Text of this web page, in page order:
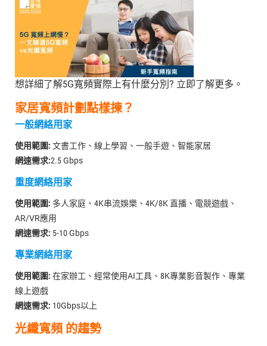
想詳細了解5G寬頻實際上有什麼分別? 立即了解更多。
家居寬頻計劃點樣揀？
一般網絡用家
使用範圍: 文書工作、線上學習、一般手遊、智能家居
網速需求:2.5 Gbps
重度網絡用家
使用範圍: 多人家庭、4K串流娛樂、4K/8K 直播、電競遊戲、
AR/VR應用
網速需求: 5-10 Gbps
專業網絡用家
使用範圍: 在家辦工、經常使用AI工具、8K專業影音製作、專業
線上遊戲
網速需求: 10Gbps以上
光纖寬頻 的趨勢